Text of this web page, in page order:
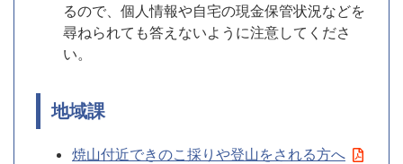
るので、個人情報や自宅の現金保管状況などを
尋ねられても答えないように注意してくださ
い。
地域課
焼山付近できのこ採りや登山をされる方へ